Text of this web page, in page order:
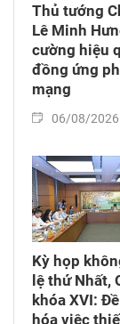
Thủ tướng
Lê Minh
cường hiệu
đồng ứng
mạng
06/08/2026
Kỳ họp
lệ thứ Nhất,
khóa XVI:
hóa việc